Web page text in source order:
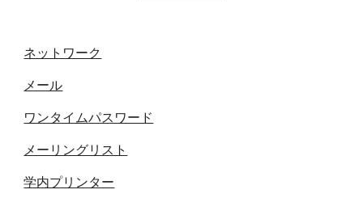
ネットワーク
メール
ワンタイムパスワード
メーリングリスト
学内プリンター